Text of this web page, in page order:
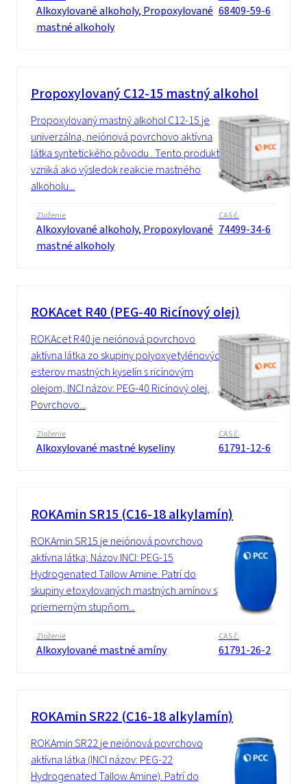
Alkoxylované alkoholy, Propoxylované
mastné alkoholy
68409-59-6
Propoxylovaný C12-15 mastný alkohol
Propoxylovaný mastný alkohol C12-15 je
univerzálna, neiónová povrchovo aktívna
látka syntetického pôvodu . Tento produkt
vzniká ako výsledok reakcie mastného
alkoholu...
Zloženie
Alkoxylované alkoholy, Propoxylované
mastné alkoholy
CAS č.
74499-34-6
ROKAcet R40 (PEG-40 Ricínový olej)
ROKAcet R40 je neiónová povrchovo
aktívna látka zo skupiny polyoxyetylénových
esterov mastných kyselín s ricínovým
olejom, INCI názov: PEG-40 Ricínový olej.
Povrchovo...
Zloženie
Alkoxylované mastné kyseliny
CAS č.
61791-12-6
ROKAmin SR15 (C16-18 alkylamín)
ROKAmin SR15 je neiónová povrchovo
aktívna látka; Názov INCI: PEG-15
Hydrogenated Tallow Amine. Patrí do
skupiny etoxylovaných mastných amínov s
priemerným stupňom...
Zloženie
Alkoxylované mastné amíny
CAS č.
61791-26-2
ROKAmin SR22 (C16-18 alkylamín)
ROKAmin SR22 je neiónová povrchovo
aktívna látka (INCI názov: PEG-22
Hydrogenated Tallow Amine). Patrí do